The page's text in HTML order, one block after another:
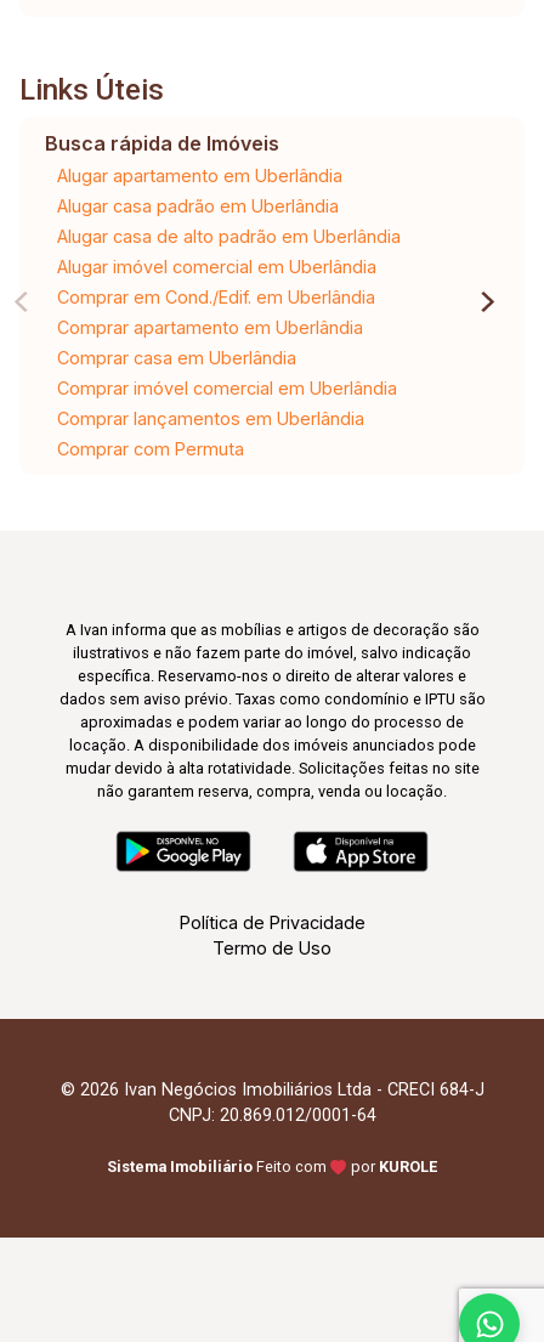
Links Úteis
Busca rápida de Imóveis
Alugar apartamento em Uberlândia
Alugar casa padrão em Uberlândia
Alugar casa de alto padrão em Uberlândia
Alugar imóvel comercial em Uberlândia
Comprar em Cond./Edif. em Uberlândia
Comprar apartamento em Uberlândia
Comprar casa em Uberlândia
Comprar imóvel comercial em Uberlândia
Comprar lançamentos em Uberlândia
Comprar com Permuta
A Ivan informa que as mobílias e artigos de decoração são
ilustrativos e não fazem parte do imóvel, salvo indicação
específica. Reservamo-nos o direito de alterar valores e
dados sem aviso prévio. Taxas como condomínio e IPTU são
aproximadas e podem variar ao longo do processo de
locação. A disponibilidade dos imóveis anunciados pode
mudar devido à alta rotatividade. Solicitações feitas no site
não garantem reserva, compra, venda ou locação.
Política de Privacidade
Termo de Uso
© 2026 Ivan Negócios Imobiliários Ltda - CRECI 684-J
CNPJ: 20.869.012/0001-64
Sistema Imobiliário Feito com por KUROLE